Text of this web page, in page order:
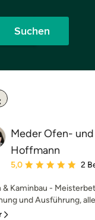
Suchen
Meder Ofen-
Hoffmann
Durchschnittliche
5,0 2
& Kaminbau -
und Ausführung,